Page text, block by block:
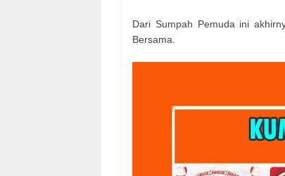
Dari Sumpah Pemuda ini
Bersama.